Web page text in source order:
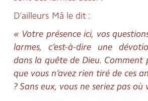
D’ailleurs Mâ le dit :
« Votre présence ici, vos
larmes, c’est-à-dire une
dans la quête de Dieu. Comment
que vous n’avez rien tiré de ces
? Sans eux, vous ne seriez pas où